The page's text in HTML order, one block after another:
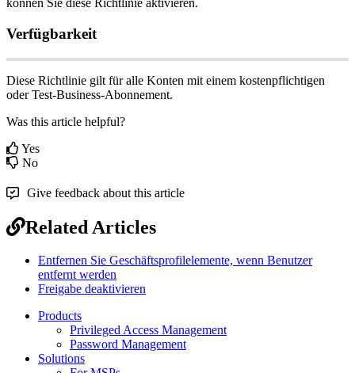
können Sie diese Richtlinie aktivieren.
Verfügbarkeit
Diese Richtlinie gilt für alle Konten mit einem kostenpflichtigen
oder Test-Business-Abonnement.
Was this article helpful?
Yes
No
Give feedback about this article
Related Articles
Entfernen Sie Geschäftsprofilelemente, wenn Benutzer
entfernt werden
Freigabe deaktivieren
Products
Privileged Access Management
Password Management
Solutions